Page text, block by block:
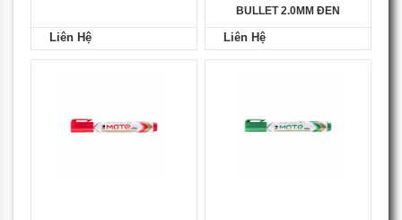
Liên Hệ
BULLET 2.0MM ĐEN
Liên Hệ